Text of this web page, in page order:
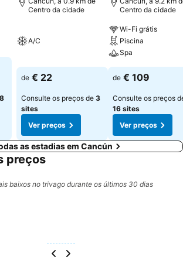
8
Centro da cidade
A/C
de € 22
Consulte os preços de 3
sites
Ver preços
Centro da cidade
Wi-Fi grátis
Piscina
Spa
de € 109
Consulte os preços
16 sites
Ver preços
as estadias em Cancún
preços
baixos no trivago durante os últimos 30 dias